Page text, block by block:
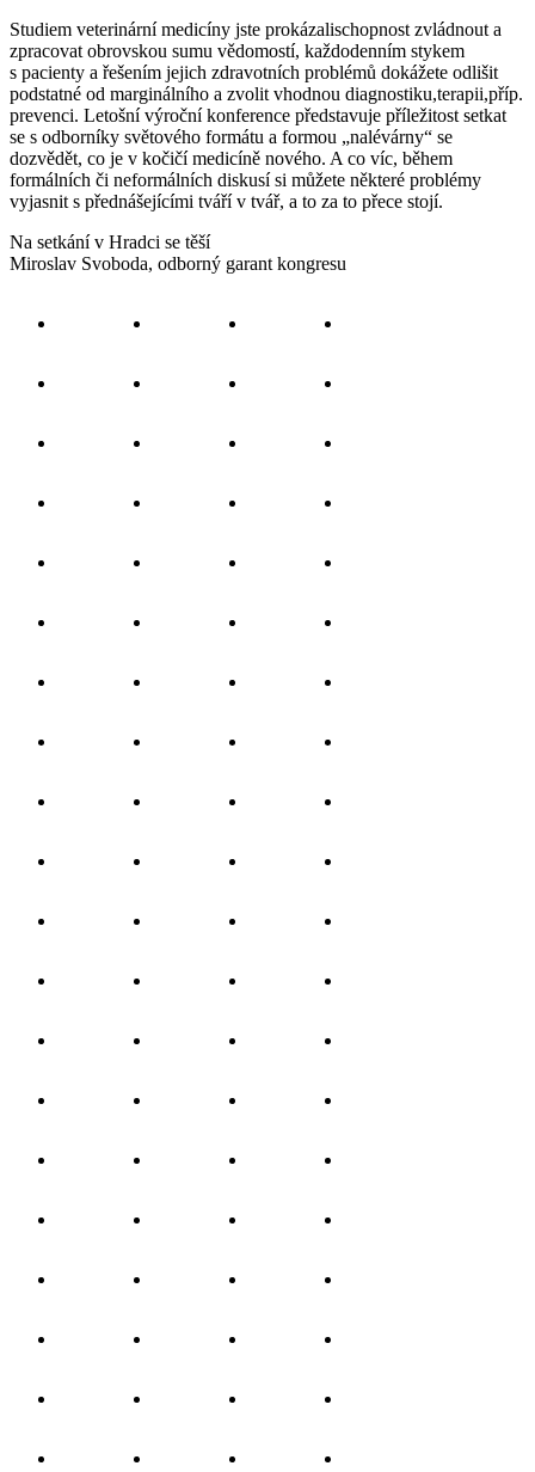
Studiem veterinární medicíny jste prokázalischopnost zvládnout a
zpracovat obrovskou sumu vědomostí, každodenním stykem
s pacienty a řešením jejich zdravotních problémů dokážete odlišit
podstatné od marginálního a zvolit vhodnou diagnostiku,terapii,příp.
prevenci. Letošní výroční konference představuje příležitost setkat
se s odborníky světového formátu a formou „nalévárny“ se
dozvědět, co je v kočičí medicíně nového. A co víc, během
formálních či neformálních diskusí si můžete některé problémy
vyjasnit s přednášejícími tváří v tvář, a to za to přece stojí.
Na setkání v Hradci se těší
Miroslav Svoboda, odborný garant kongresu